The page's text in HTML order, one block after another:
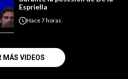
Espriella
Hace7 horas
MÁS VIDEOS